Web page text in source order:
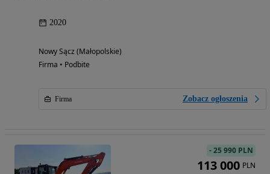
2020
Nowy Sącz (Małopolskie)
Firma • Podbite
Firma Zobacz ogłoszenia
-25 990 PLN
113 000 PLN